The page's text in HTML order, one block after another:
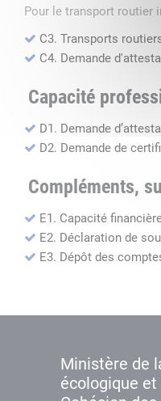
Pour le transport routier
C3. Transports
C4. Demande
Capacité
D1. Demande
D2. Demande de
Compléments,
E1. Capacité
E2. Déclaration de
E3. Dépôt des
Ministère de
écologique et